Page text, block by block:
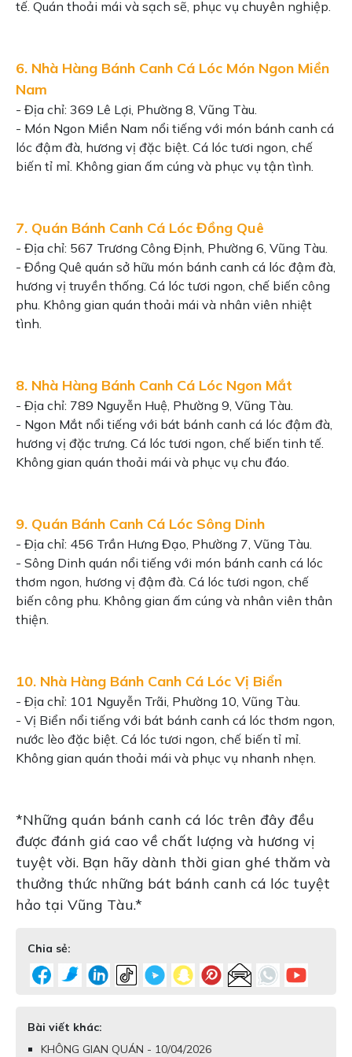
tế. Quán thoải mái và sạch sẽ, phục vụ chuyên nghiệp.
6. Nhà Hàng Bánh Canh Cá Lóc Món Ngon Miền
Nam
- Địa chỉ: 369 Lê Lợi, Phường 8, Vũng Tàu.
- Món Ngon Miền Nam nổi tiếng với món bánh canh cá
lóc đậm đà, hương vị đặc biệt. Cá lóc tươi ngon, chế
biến tỉ mỉ. Không gian ấm cúng và phục vụ tận tình.
7. Quán Bánh Canh Cá Lóc Đồng Quê
- Địa chỉ: 567 Trương Công Định, Phường 6, Vũng Tàu.
- Đồng Quê quán sở hữu món bánh canh cá lóc đậm đà,
hương vị truyền thống. Cá lóc tươi ngon, chế biến công
phu. Không gian quán thoải mái và nhân viên nhiệt
tình.
8. Nhà Hàng Bánh Canh Cá Lóc Ngon Mắt
- Địa chỉ: 789 Nguyễn Huệ, Phường 9, Vũng Tàu.
- Ngon Mắt nổi tiếng với bát bánh canh cá lóc đậm đà,
hương vị đặc trưng. Cá lóc tươi ngon, chế biến tinh tế.
Không gian quán thoải mái và phục vụ chu đáo.
9. Quán Bánh Canh Cá Lóc Sông Dinh
- Địa chỉ: 456 Trần Hưng Đạo, Phường 7, Vũng Tàu.
- Sông Dinh quán nổi tiếng với món bánh canh cá lóc
thơm ngon, hương vị đậm đà. Cá lóc tươi ngon, chế
biến công phu. Không gian ấm cúng và nhân viên thân
thiện.
10. Nhà Hàng Bánh Canh Cá Lóc Vị Biển
- Địa chỉ: 101 Nguyễn Trãi, Phường 10, Vũng Tàu.
- Vị Biển nổi tiếng với bát bánh canh cá lóc thơm ngon,
nước lèo đặc biệt. Cá lóc tươi ngon, chế biến tỉ mỉ.
Không gian quán thoải mái và phục vụ nhanh nhẹn.
*Những quán bánh canh cá lóc trên đây đều
được đánh giá cao về chất lượng và hương vị
tuyệt vời. Bạn hãy dành thời gian ghé thăm và
thưởng thức những bát bánh canh cá lóc tuyệt
hảo tại Vũng Tàu.*
Chia sẻ:
Bài viết khác:
KHÔNG GIAN QUÁN - 10/04/2026